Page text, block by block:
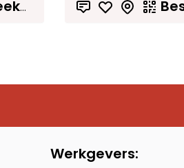
Bespreekbaar
Werkgevers: